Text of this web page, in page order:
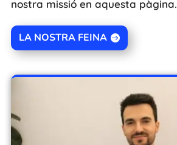
nostra missió en aquesta pàgina.
LA NOSTRA FEINA